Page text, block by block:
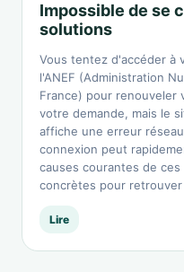
Impossible de se
solutions
Vous tentez d'accéder à
l'ANEF (Administration
France) pour renouveler
votre demande, mais le
affiche une erreur
connexion peut
causes courantes de
concrètes pour
Lire